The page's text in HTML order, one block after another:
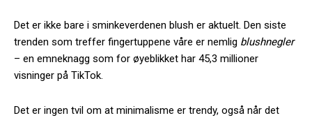
Det er ikke bare i sminkeverdenen blush er aktuelt. Den siste
trenden som treffer fingertuppene våre er nemlig blushnegler
– en emneknagg som for øyeblikket har 45,3 millioner
visninger på TikTok.
Det er ingen tvil om at minimalisme er trendy, også når det